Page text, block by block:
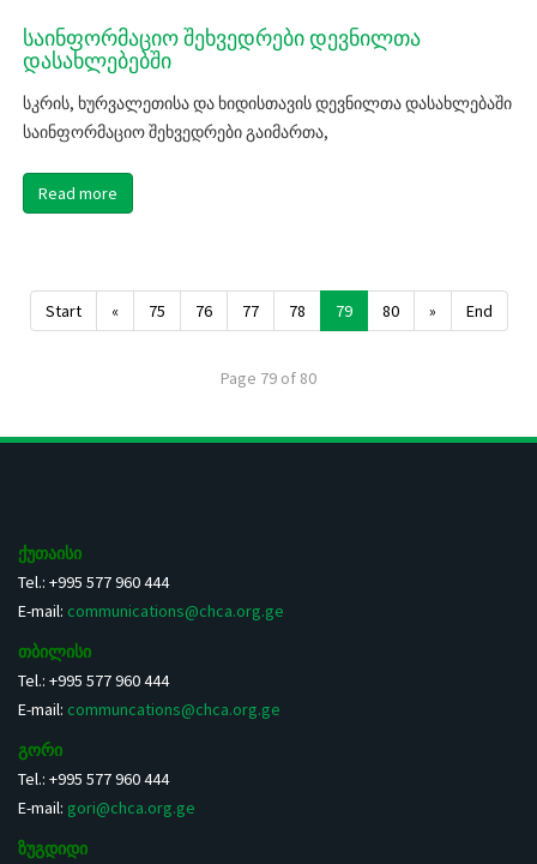
საინფორმაციო შეხვედრები დევნილთა
დასახლებებში
სკრის, ხურვალეთისა და ხიდისთავის დევნილთა დასახლებაში
საინფორმაციო შეხვედრები გაიმართა,
Read more
Start « 75 76 77 78 79 80 » End
Page 79 of 80
ქუთაისი
Tel.: +995 577 960 444
E-mail: communications@chca.org.ge
თბილისი
Tel.: +995 577 960 444
E-mail: communcations@chca.org.ge
გორი
Tel.: +995 577 960 444
E-mail: gori@chca.org.ge
ზუგდიდი